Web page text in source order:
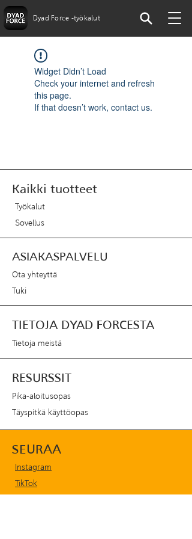
Dyad Force -työkalut
Widget Didn’t Load
Check your internet and refresh
this page.
If that doesn’t work, contact us.
Kaikki tuotteet
Työkalut
Sovellus
ASIAKASPALVELU
Ota yhteyttä
Tuki
TIETOJA DYAD FORCESTA
Tietoja meistä
RESURSSIT
Pika-aloitusopas
Täyspitkä käyttöopas
SEURAA
Instagram
TikTok